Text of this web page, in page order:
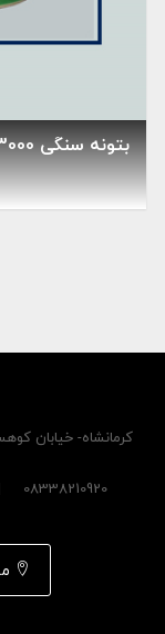
بتونه سنگی 3000 کحالی
کرمانشاه- خيابان
08338210920 | 09183581104 | info@idealeshop.ir